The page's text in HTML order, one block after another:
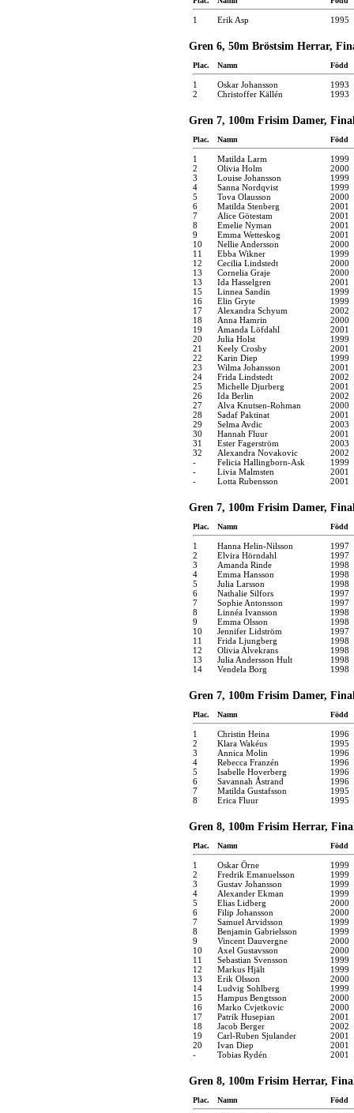
1 Erik Asp 1995
Gren 6, 50m Bröstsim Herrar,
Plac. Namn Född
1 Oskar Johansson
1993
2
Christoffer Källén 1993
Gren 7, 100m Frisim Damer,
Plac. Namn Född
1 Matilda Larm
1999
2
Olivia Holm
2000
3
Louise Johansson
1999
4
Sanna Nordqvist
1999
5
Tova Olausson
2000
6
Matilda Stenberg
2001
7
Alice Götestam
2001
8
Emelie Nyman
2001
9
Emma Wetteskog
2001
10
Nellie Andersson
2000
11
Ebba Wikner
1999
12
Cecilia Lindstedt
2000
13
Cornelia Graje
2000
13
Ida Hasselgren
2001
15
Linnea Sandin
1999
16
Elin Gryte
1999
17
Alexandra Schyum
2002
18
Anna Hamrin
2000
19
Amanda Löfdahl
2001
20
Julia Holst
1999
21
Keely Crosby
2001
22
Karin Diep
1999
23
Wilma Johansson
2001
24
Frida Lindstedt
2002
25
Michelle Djurberg
2001
26
Ida Berlin
2002
27
Alva Knutsen-Rohman
2000
28
Sadaf Paktinat
2001
29
Selma Avdic
2003
30
Hannah Fluur
2001
31
Ester Fagerström
2003
32
Alexandra Novakovic
2002
-
Felicia Hallingborn-Ask
1999
-
Livia Malmsten
2001
-
Lotta Rubensson 2001
Gren 7, 100m Frisim Damer,
Plac. Namn Född
1 Hanna Helin-Nilsson
1997
2
Elvira Hörndahl
1997
3
Amanda Rinde
1998
4
Emma Hansson
1998
5
Julia Larsson
1998
6
Nathalie Silfors
1997
7
Sophie Antonsson
1997
8
Linnéa Ivansson
1998
9
Emma Olsson
1998
10
Jennifer Lidström
1997
11
Frida Ljungberg
1998
12
Olivia Alvekrans
1998
13
Julia Andersson Hult
1998
14
Vendela Borg 1998
Gren 7, 100m Frisim Damer,
Plac. Namn Född
1 Christin Heina
1996
2
Klara Wakéus
1995
3
Annica Molin
1996
4
Rebecca Franzén
1996
5
Isabelle Hoverberg
1996
6
Savannah Åstrand
1996
7
Matilda Gustafsson
1995
8
Erica Fluur 1995
Gren 8, 100m Frisim Herrar,
Plac. Namn Född
1 Oskar Örne
1999
2
Fredrik Emanuelsson
1999
3
Gustav Johansson
1999
4
Alexander Ekman
1999
5
Elias Lidberg
2000
6
Filip Johansson
2000
7
Samuel Arvidsson
1999
8
Benjamin Gabrielsson
1999
9
Vincent Dauvergne
2000
10
Axel Gustavsson
2000
11
Sebastian Svensson
1999
12
Markus Hjält
1999
13
Erik Olsson
2000
14
Ludvig Sohlberg
1999
15
Hampus Bengtsson
2000
16
Marko Cvjetkovic
2000
17
Patrik Husepian
2001
18
Jacob Berger
2002
19
Carl-Ruben Sjulander
2001
20
Ivan Diep
2001
-
Tobias Rydén 2001
Gren 8, 100m Frisim Herrar,
Plac. Namn Född